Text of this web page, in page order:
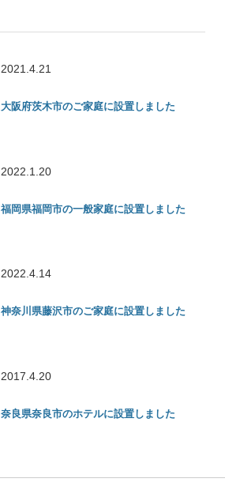
2021.4.21
大阪府茨木市のご家庭に設置しました
2022.1.20
福岡県福岡市の一般家庭に設置しました
2022.4.14
神奈川県藤沢市のご家庭に設置しました
2017.4.20
奈良県奈良市のホテルに設置しました